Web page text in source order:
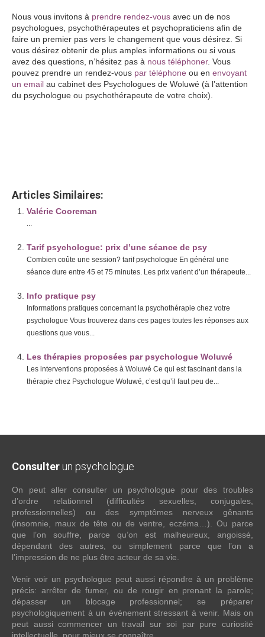
Nous vous invitons à prendre rendez-vous avec un de nos
psychologues, psychothérapeutes et psychopraticiens afin de
faire un premier pas vers le changement que vous désirez. Si
vous désirez obtenir de plus amples informations ou si vous
avez des questions, n’hésitez pas à nous téléphoner. Vous
pouvez prendre un rendez-vous par téléphone ou en envoyant
un email au cabinet des Psychologues de Woluwé (à l’attention
du psychologue ou psychothérapeute de votre choix).
Articles Similaires:
Valérie Cooreman
...
Tarif psychologue: prix d’une séance de psy
Combien coûte une session? tarif psychologue En général une
séance dure entre 45 et 75 minutes. Les prix varient d’un thérapeute...
Info pratique psy
Informations pratiques concernant la psychothérapie chez votre
psychologue Vous trouverez dans ces pages toutes les réponses aux
questions que vous...
Les thérapies proposées par psychologue Woluwé
Les interventions proposées à Woluwé Ce qui est fascinant dans la
thérapie chez Psychologue Woluwé, c’est qu’il faut peu de...
Consulter un psychologue
On peut aller consulter un psychologue pour des troubles
d’ordre relationnel (difficultés sexuelles, conjugales,
professionnelles) ou des symptômes nerveux gênants
(insomnie, maux de tête ou de ventre, eczéma…). Ou parce
que l’on souffre, parce qu’on est malheureux, angoissé,
dépendant des autres, ou simplement parce que l’on a
l’impression de ne plus être acteur de sa vie.
Venir voir un psychologue peut aussi répondre à un problème
précis: arrêter de fumer, ou de rougir en prenant la parole;
dépasser un blocage professionnel; se préparer
psychologiquement à un événement stressant à venir. Mais on
peut aussi commencer un travail sur soi par pure curiosité